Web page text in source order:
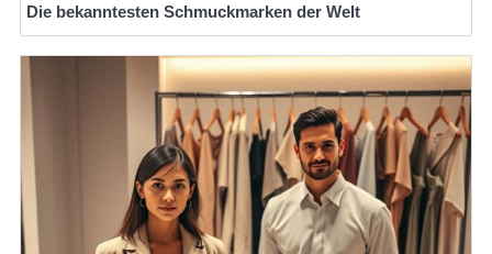
Die bekanntesten Schmuckmarken der Welt